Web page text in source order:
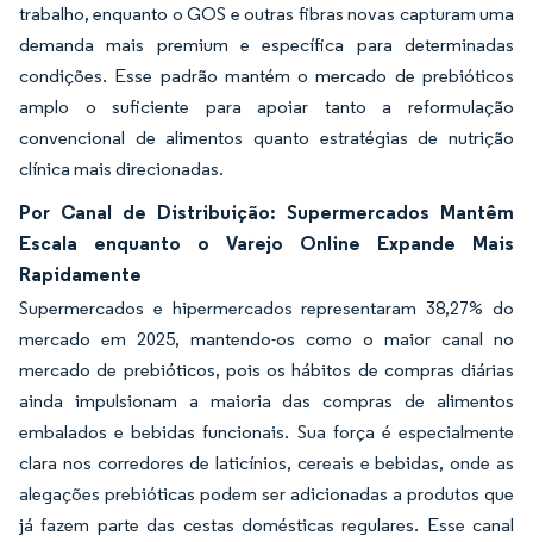
trabalho, enquanto o GOS e outras fibras novas capturam uma
demanda mais premium e específica para determinadas
condições. Esse padrão mantém o mercado de prebióticos
amplo o suficiente para apoiar tanto a reformulação
convencional de alimentos quanto estratégias de nutrição
clínica mais direcionadas.
Por Canal de Distribuição: Supermercados Mantêm
Escala enquanto o Varejo Online Expande Mais
Rapidamente
Supermercados e hipermercados representaram 38,27% do
mercado em 2025, mantendo-os como o maior canal no
mercado de prebióticos, pois os hábitos de compras diárias
ainda impulsionam a maioria das compras de alimentos
embalados e bebidas funcionais. Sua força é especialmente
clara nos corredores de laticínios, cereais e bebidas, onde as
alegações prebióticas podem ser adicionadas a produtos que
já fazem parte das cestas domésticas regulares. Esse canal